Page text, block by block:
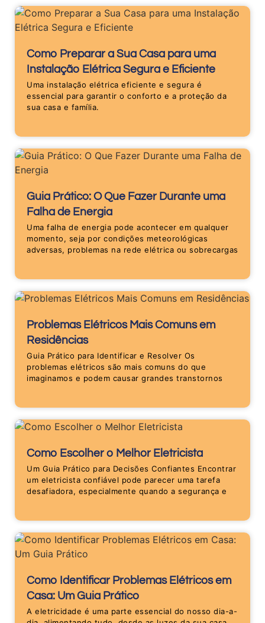
Como Preparar a Sua Casa para uma
Instalação Elétrica Segura e Eficiente
Uma instalação elétrica eficiente e segura é
essencial para garantir o conforto e a proteção da
sua casa e família.
Guia Prático: O Que Fazer Durante uma
Falha de Energia
Uma falha de energia pode acontecer em qualquer
momento, seja por condições meteorológicas
adversas, problemas na rede elétrica ou sobrecargas
Problemas Elétricos Mais Comuns em
Residências
Guia Prático para Identificar e Resolver Os
problemas elétricos são mais comuns do que
imaginamos e podem causar grandes transtornos
Como Escolher o Melhor Eletricista
Um Guia Prático para Decisões Confiantes Encontrar
um eletricista confiável pode parecer uma tarefa
desafiadora, especialmente quando a segurança e
Como Identificar Problemas Elétricos em
Casa: Um Guia Prático
A eletricidade é uma parte essencial do nosso dia-a-